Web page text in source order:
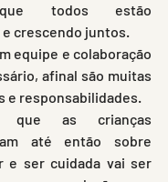
todos estão
crescendo juntos.
equipe e colaboração
afinal são muitas
e responsabilidades.
que as crianças
até então sobre
e ser cuidada vai ser